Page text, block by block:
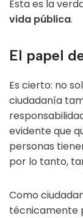
Esta es la
vida pública.
El papel
Es cierto: no
ciudadanía
evidente que
personas
por lo tanto,
Como
técnicamente